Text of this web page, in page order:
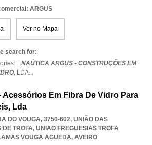
ARGUS
Ver no Mapa
search for:
...NAÚTICA ARGUS - CONSTRUÇÕES EM
LDA...
Acessórios Em Fibra De Vidro Para
Lda
DO VOUGA, 3750-602, UNIÃO DAS
DE TROFA, UNIAO FREGUESIAS TROFA
VOUGA AGUEDA, AVEIRO